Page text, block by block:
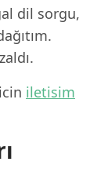
dil sorgu,
iletisim